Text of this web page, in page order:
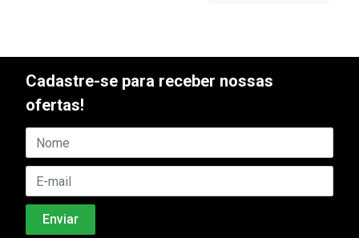
Cadastre-se para receber nossas
ofertas!